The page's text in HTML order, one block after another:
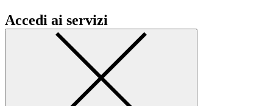
Accedi ai servizi